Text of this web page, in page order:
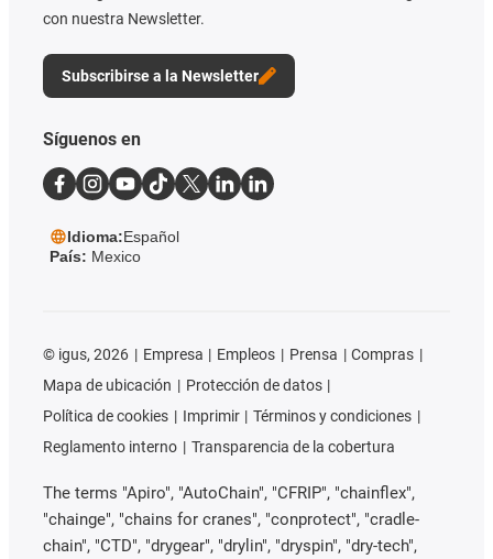
con nuestra Newsletter.
Subscribirse a la Newsletter
Síguenos en
Idioma:Español
País: Mexico
© igus, 2026 Empresa Empleos Prensa
Compras
Mapa de ubicación
Protección de datos
Política de cookies
Imprimir
Términos y condiciones
Reglamento interno
Transparencia de la cobertura
The terms "Apiro", "AutoChain", "CFRIP", "chainflex",
"chainge", "chains for cranes", "conprotect", "cradle-
chain", "CTD", "drygear", "drylin", "dryspin", "dry-tech",